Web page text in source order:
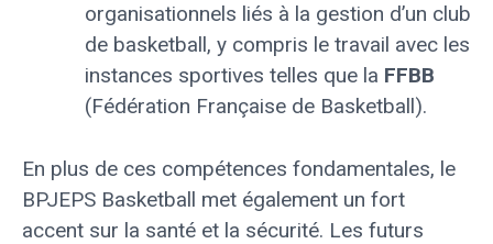
organisationnels liés à la gestion d’un club
de basketball, y compris le travail avec les
instances sportives telles que la FFBB
(Fédération Française de Basketball).
En plus de ces compétences fondamentales, le
BPJEPS Basketball met également un fort
accent sur la santé et la sécurité. Les futurs